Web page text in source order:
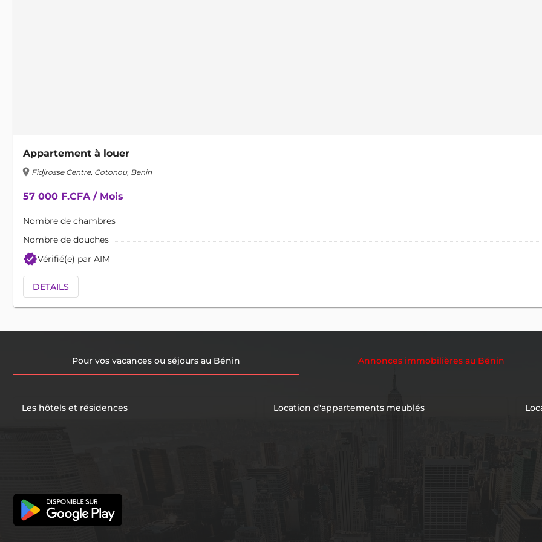
Appartement à louer
location_on Fidjrosse Centre, Cotonou, Benin
57 000 F.CFA / Mois
Nombre de chambres
Nombre de douches
verifiedVérifié(e) par AIM
DETAILS
Pour vos vacances ou séjours au Bénin Annonces immobilières au Bénin
Les hôtels et résidences Location d'appartements meublés